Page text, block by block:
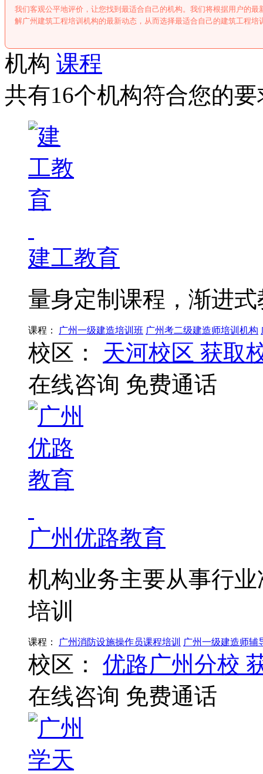
我们客观公平地评价，让您找到最适合自己的机构。我们将根据用户的
解广州建筑工程培训机构的最新动态，从而选择最适合自己的建筑工程培
机构 课程
共有16个机构符合您的要
建工教育
量身定制课程，渐进
课程： 广州一级建造培训班 广州考二级建造师培训机构
校区： 天河校区 获取
在线咨询 免费通话
广州优路教育
机构业务主要从事行
培训
课程： 广州消防设施操作员课程培训 广州一级建造师辅
校区： 优路广州分校
在线咨询 免费通话